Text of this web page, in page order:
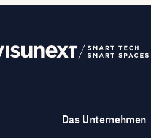
Das Unternehmen